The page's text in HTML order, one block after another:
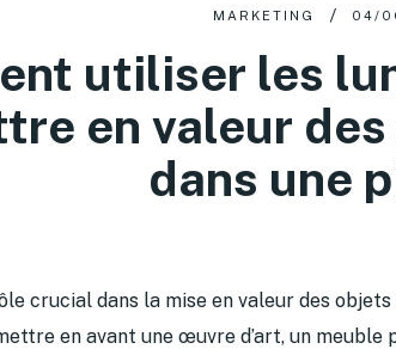
MARKETING 04/
utiliser les
en valeur
dans une
crucial dans la mise en valeur des
en avant une œuvre d’art, un